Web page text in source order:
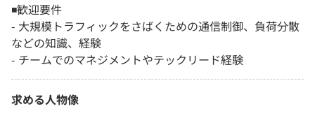
◾️歓迎要件
- 大規模トラフィックをさばくための通信制御、負荷分散
などの知識、経験
- チームでのマネジメントやテックリード経験
求める人物像